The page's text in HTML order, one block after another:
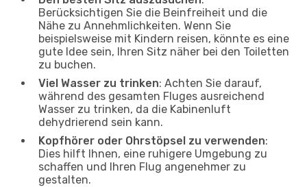
Berücksichtigen Sie die Beinfreiheit und die
Nähe zu Annehmlichkeiten. Wenn Sie
beispielsweise mit Kindern reisen, könnte es eine
gute Idee sein, Ihren Sitz näher bei den Toiletten
zu buchen.
Viel Wasser zu trinken: Achten Sie darauf,
während des gesamten Fluges ausreichend
Wasser zu trinken, da die Kabinenluft
dehydrierend sein kann.
Kopfhörer oder Ohrstöpsel zu verwenden:
Dies hilft Ihnen, eine ruhigere Umgebung zu
schaffen und Ihren Flug angenehmer zu
gestalten.